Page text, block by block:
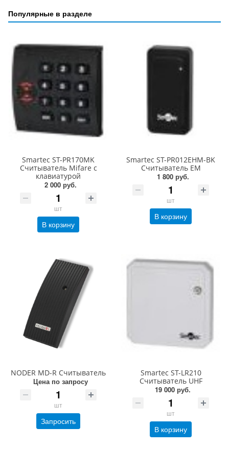
Популярные в разделе
Smartec ST-PR170MK
Считыватель Mifare с
клавиатурой
2 000 руб.
шт
В корзину
Smartec ST-PR012EHM-BK
Считыватель EM
1 800 руб.
шт
В корзину
NODER MD-R Считыватель
Цена по запросу
шт
Запросить
Smartec ST-LR210
Считыватель UHF
19 000 руб.
шт
В корзину